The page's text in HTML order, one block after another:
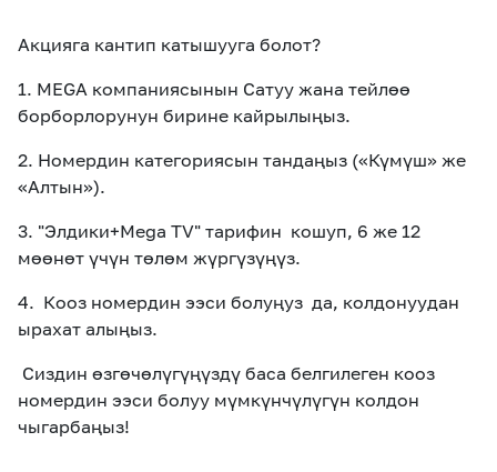
Акцияга кантип катышууга болот?
1. MEGA компаниясынын Сатуу жана тейлөө
борборлорунун бирине кайрылыңыз.
2. Номердин категориясын тандаңыз («Күмүш» же
«Алтын»).
3. "Элдики+Mega TV" тарифин кошуп, 6 же 12
мөөнөт үчүн төлөм жүргүзүңүз.
4. Кооз номердин ээси болуңуз да, колдонуудан
ырахат алыңыз.
Сиздин өзгөчөлүгүңүздү баса белгилеген кооз
номердин ээси болуу мүмкүнчүлүгүн колдон
чыгарбаңыз!